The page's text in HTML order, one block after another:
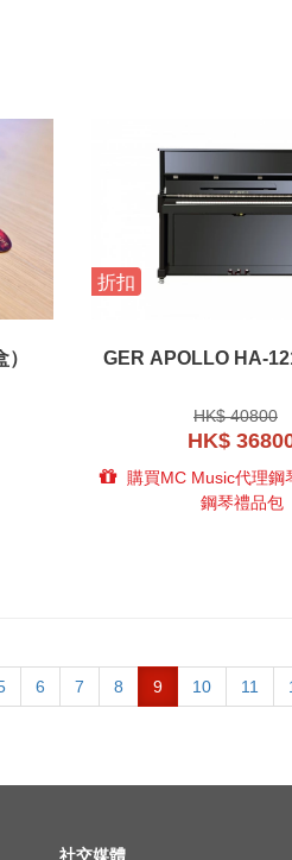
折扣
GER APOLLO HA-
HK$ 40800
HK$
購買MC Music代理鋼
鋼琴禮品包
6 7 8 9 10 11
社交媒體